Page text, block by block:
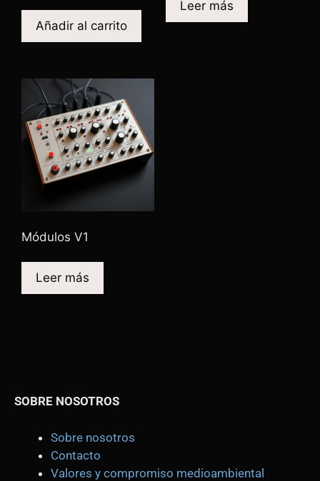
Añadir al carrito
Leer más
Módulos V1
Leer más
SOBRE NOSOTROS
Sobre nosotros
Contacto
Valores y compromiso medioambiental